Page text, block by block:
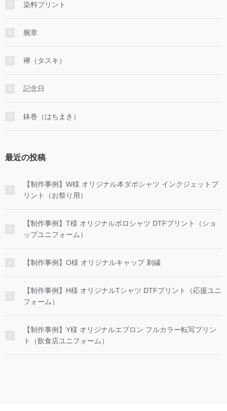
染料プリント
腕章
襷（タスキ）
記念日
鉢巻（はちまき）
最近の投稿
【制作事例】W様 オリジナル本ダボシャツ インクジェットプ
リント（お祭り用）
【制作事例】T様 オリジナルポロシャツ DTFプリント（ショ
ップユニフォーム）
【制作事例】O様 オリジナルキャップ 刺繍
【制作事例】H様 オリジナルTシャツ DTFプリント（応援ユニ
フォーム）
【制作事例】Y様 オリジナルエプロン フルカラー転写プリン
ト（飲食店ユニフォーム）